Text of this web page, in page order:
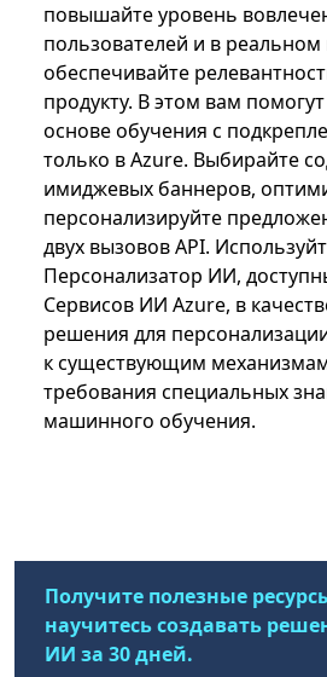
повышайте уровень
пользователей и в
обеспечивайте
продукту. В этом вам
основе обучения с
только в Azure. Выбирайте
имиджевых баннеров,
персонализируйте
двух вызовов API.
Персонализатор ИИ,
Сервисов ИИ Azure, в
решения для
к существующим
требования специальных
машинного обучения.
Получите полезные
научитесь создавать
ИИ за 30 дней.